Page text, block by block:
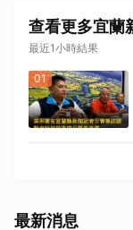
查看更多宜蘭
最近1小時結果
01
最新消息